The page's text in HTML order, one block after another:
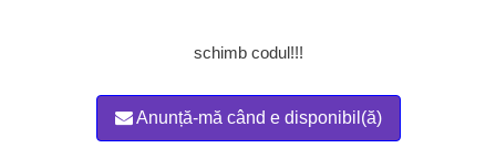
schimb codul!!!
Anunță-mă când e disponibil(ă)